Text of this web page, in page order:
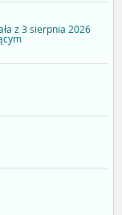
z 3 sierpnia 2026